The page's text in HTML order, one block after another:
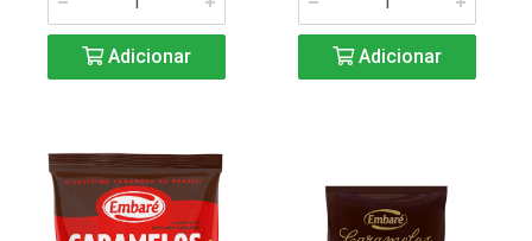
Adicionar Adicionar